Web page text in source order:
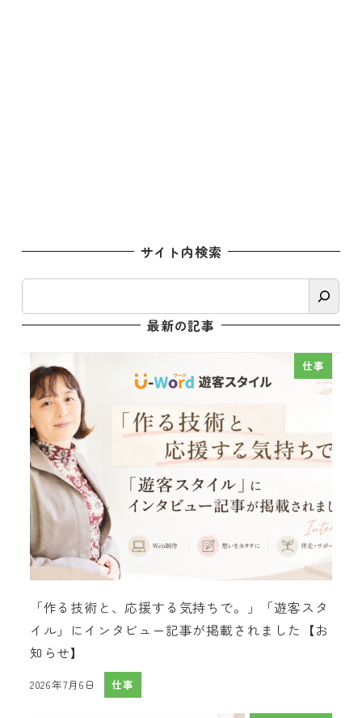
サイト内検索
検
索
最新の記事
仕事
「作る技術と、応援する気持ちで。」「遊客スタ
イル」にインタビュー記事が掲載されました【お
知らせ】
投稿日
2026年7月6日 仕事